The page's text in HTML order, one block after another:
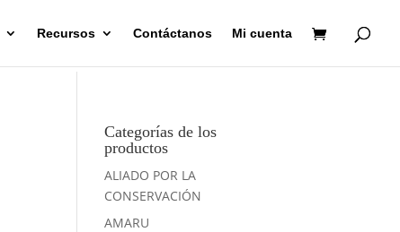
Recursos Contáctanos Mi cuenta
Categorías de los
productos
ALIADO POR LA
CONSERVACIÓN
AMARU